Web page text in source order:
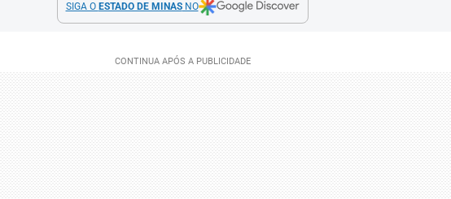
SIGA O ESTADO DE MINASNO